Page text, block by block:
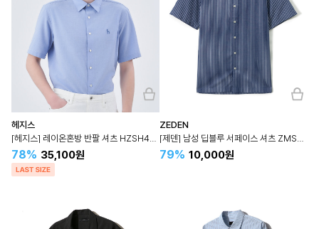
헤지스
[헤지스] 레이온혼방 반팔 셔츠 HZSH4B502
78% 35,100원
ZEDEN
[제덴] 남성 딥블루 서페이스 셔츠 ZMSH5B002
79% 10,000원